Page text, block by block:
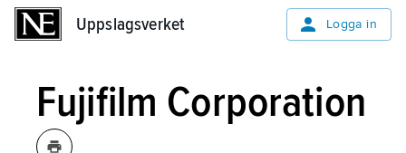
Uppslagsverket Logga in
Fujifilm Corporation